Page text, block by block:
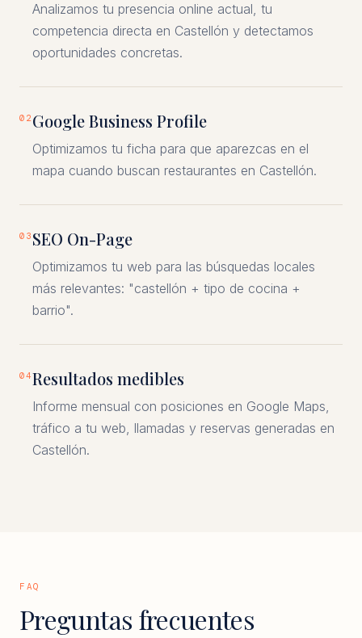
Analizamos tu presencia online actual, tu
competencia directa en Castellón y detectamos
oportunidades concretas.
02Google Business Profile
Optimizamos tu ficha para que aparezcas en el
mapa cuando buscan restaurantes en Castellón.
03 SEO On-Page
Optimizamos tu web para las búsquedas locales
más relevantes: "castellón + tipo de cocina +
barrio".
04Resultados medibles
Informe mensual con posiciones en Google Maps,
tráfico a tu web, llamadas y reservas generadas en
Castellón.
FAQ
Preguntas frecuentes